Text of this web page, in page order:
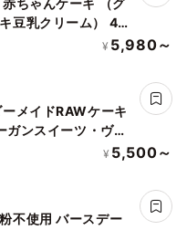
豆乳クリーム） 4号
&キッズ
¥ 5,980～
メイドRAWケーキ
ンスイーツ・ヴィ
ルテンフリー》¥ 5,500～
不使用 バースデー